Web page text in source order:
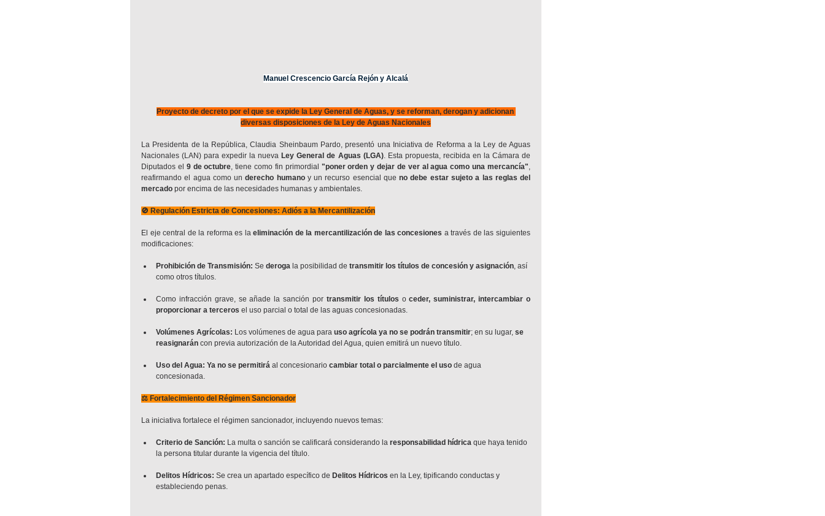
Manuel Crescencio García Rejón y Alcalá
Proyecto de decreto por el que se expide la Ley General de Aguas, y se reforman, derogan y adicionan
diversas disposiciones de la Ley de Aguas Nacionales
La Presidenta de la República, Claudia Sheinbaum Pardo, presentó una Iniciativa de Reforma a la Ley de Aguas
Nacionales (LAN) para expedir la nueva Ley General de Aguas (LGA). Esta propuesta, recibida en la Cámara de
Diputados el 9 de octubre, tiene como fin primordial "poner orden y dejar de ver al agua como una mercancía",
reafirmando el agua como un derecho humano y un recurso esencial que no debe estar sujeto a las reglas del
mercado por encima de las necesidades humanas y ambientales.
🚫 Regulación Estricta de Concesiones: Adiós a la Mercantilización
El eje central de la reforma es la eliminación de la mercantilización de las concesiones a través de las siguientes
modificaciones:
Prohibición de Transmisión: Se deroga la posibilidad de transmitir los títulos de concesión y asignación, así
como otros títulos.
Como infracción grave, se añade la sanción por transmitir los títulos o ceder, suministrar, intercambiar o
proporcionar a terceros el uso parcial o total de las aguas concesionadas.
Volúmenes Agrícolas: Los volúmenes de agua para uso agrícola ya no se podrán transmitir; en su lugar, se
reasignarán con previa autorización de la Autoridad del Agua, quien emitirá un nuevo título.
Uso del Agua: Ya no se permitirá al concesionario cambiar total o parcialmente el uso de agua
concesionada.
⚖️ Fortalecimiento del Régimen Sancionador
La iniciativa fortalece el régimen sancionador, incluyendo nuevos temas:
Criterio de Sanción: La multa o sanción se calificará considerando la responsabilidad hídrica que haya tenido
la persona titular durante la vigencia del título.
Delitos Hídricos: Se crea un apartado específico de Delitos Hídricos en la Ley, tipificando conductas y
estableciendo penas.